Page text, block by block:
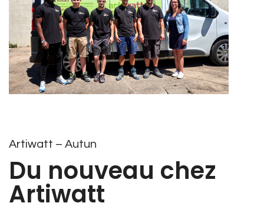
Artiwatt – Autun
Du nouveau chez
Artiwatt